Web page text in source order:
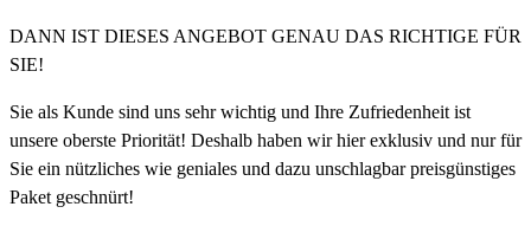
DANN IST DIESES ANGEBOT GENAU DAS RICHTIGE FÜR
SIE!
Sie als Kunde sind uns sehr wichtig und Ihre Zufriedenheit ist
unsere oberste Priorität! Deshalb haben wir hier exklusiv und nur für
Sie ein nützliches wie geniales und dazu unschlagbar preisgünstiges
Paket geschnürt!